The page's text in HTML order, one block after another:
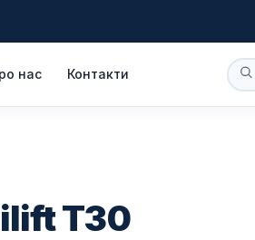
нас Контакти
T30